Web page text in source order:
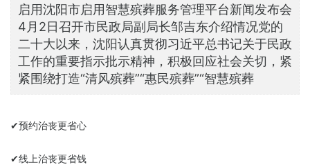
启用沈阳市启用智慧殡葬服务管理平台新闻发布会
4月2日召开市民政局副局长邹吉东介绍情况党的
二十大以来，沈阳认真贯彻习近平总书记关于民政
工作的重要指示批示精神，积极回应社会关切，紧
紧围绕打造“清风殡葬”“惠民殡葬”“智慧殡葬
✔预约治丧更省心
✔线上治丧更省钱